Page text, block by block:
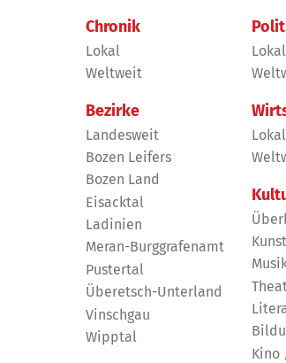
Chronik
Lokal
Weltweit
Bezirke
Landesweit
Bozen Leifers
Bozen Land
Eisacktal
Ladinien
Meran-Burggrafenamt
Pustertal
Überetsch-Unterland
Vinschgau
Wipptal
Lokal
Lokal
Kunst
Kino